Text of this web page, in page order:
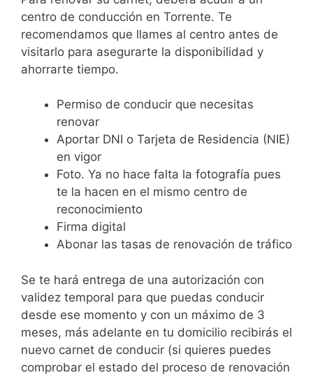
centro de conducción en Torrente. Te
recomendamos que llames al centro antes de
visitarlo para asegurarte la disponibilidad y
ahorrarte tiempo.
Permiso de conducir que necesitas
renovar
Aportar DNI o Tarjeta de Residencia (NIE)
en vigor
Foto. Ya no hace falta la fotografía pues
te la hacen en el mismo centro de
reconocimiento
Firma digital
Abonar las tasas de renovación de tráfico
Se te hará entrega de una autorización con
validez temporal para que puedas conducir
desde ese momento y con un máximo de 3
meses, más adelante en tu domicilio recibirás el
nuevo carnet de conducir (si quieres puedes
comprobar el estado del proceso de renovación